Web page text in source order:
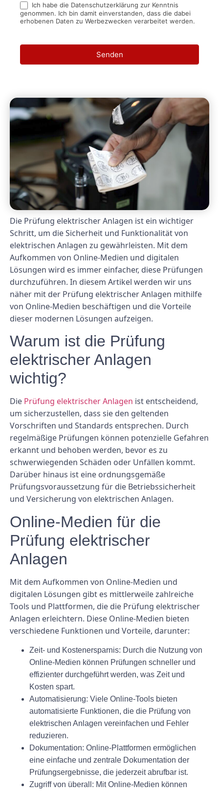
Ich habe die Datenschutzerklärung zur Kenntnis
genommen. Ich bin damit einverstanden, dass die dabei
erhobenen Daten zu Werbezwecken verarbeitet werden.
Senden
Die Prüfung elektrischer Anlagen ist ein wichtiger
Schritt, um die Sicherheit und Funktionalität von
elektrischen Anlagen zu gewährleisten. Mit dem
Aufkommen von Online-Medien und digitalen
Lösungen wird es immer einfacher, diese Prüfungen
durchzuführen. In diesem Artikel werden wir uns
näher mit der Prüfung elektrischer Anlagen mithilfe
von Online-Medien beschäftigen und die Vorteile
dieser modernen Lösungen aufzeigen.
Warum ist die Prüfung
elektrischer Anlagen
wichtig?
Die Prüfung elektrischer Anlagen ist entscheidend,
um sicherzustellen, dass sie den geltenden
Vorschriften und Standards entsprechen. Durch
regelmäßige Prüfungen können potenzielle Gefahren
erkannt und behoben werden, bevor es zu
schwerwiegenden Schäden oder Unfällen kommt.
Darüber hinaus ist eine ordnungsgemäße
Prüfungsvoraussetzung für die Betriebssicherheit
und Versicherung von elektrischen Anlagen.
Online-Medien für die
Prüfung elektrischer
Anlagen
Mit dem Aufkommen von Online-Medien und
digitalen Lösungen gibt es mittlerweile zahlreiche
Tools und Plattformen, die die Prüfung elektrischer
Anlagen erleichtern. Diese Online-Medien bieten
verschiedene Funktionen und Vorteile, darunter:
Zeit- und Kostenersparnis: Durch die Nutzung von
Online-Medien können Prüfungen schneller und
effizienter durchgeführt werden, was Zeit und
Kosten spart.
Automatisierung: Viele Online-Tools bieten
automatisierte Funktionen, die die Prüfung von
elektrischen Anlagen vereinfachen und Fehler
reduzieren.
Dokumentation: Online-Plattformen ermöglichen
eine einfache und zentrale Dokumentation der
Prüfungsergebnisse, die jederzeit abrufbar ist.
Zugriff von überall: Mit Online-Medien können